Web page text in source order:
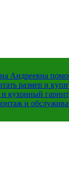
Андреевна
размер и
кухонный
и